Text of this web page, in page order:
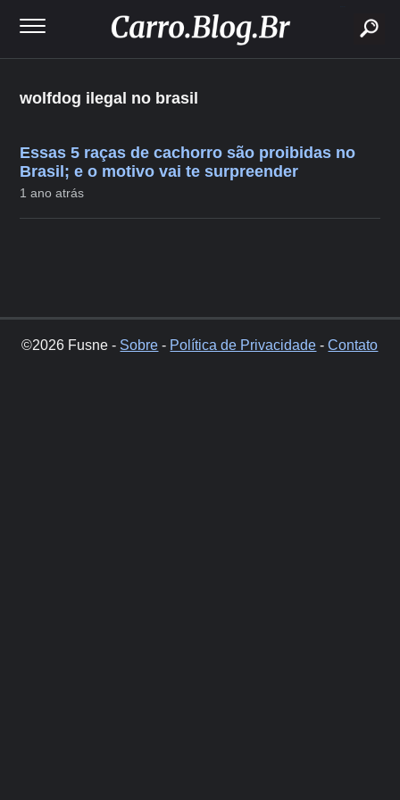
wolfdog ilegal no brasil
Essas 5 raças de cachorro são proibidas no
Brasil; e o motivo vai te surpreender
1 ano atrás
©2026 Fusne - Sobre - Política de Privacidade -Contato